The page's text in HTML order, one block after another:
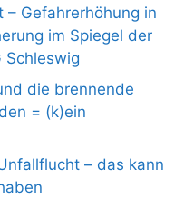
– Gefahrerhöhung in
im Spiegel der
Schleswig
die brennende
= (k)ein
– das kann